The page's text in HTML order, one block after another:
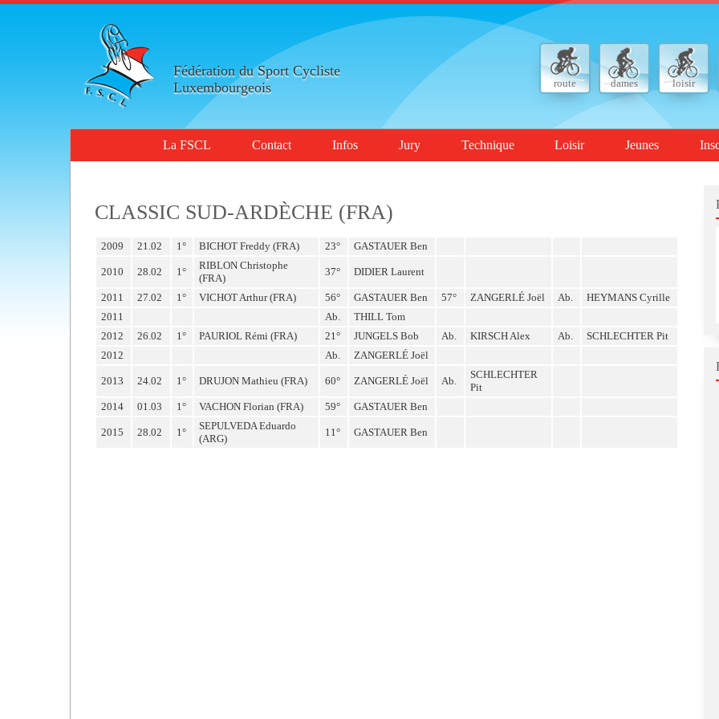
Fédération du Sport Cycliste
Luxembourgeois
route dames loisir
La FSCL Contact Infos Jury Technique Loisir Jeunes
CLASSIC SUD-ARDÈCHE (FRA)
2009 21.02 1° BICHOT Freddy (FRA) 23° GASTAUER Ben
2010 28.02 1°
RIBLON Christophe
(FRA)
37° DIDIER Laurent
2011 27.02 1° VICHOT Arthur (FRA) 56° GASTAUER Ben 57° ZANGERLÉ Joël Ab.
HEYMANS Cyrille
2011
Ab.
THILL Tom
2012
26.02 1° PAURIOL Rémi (FRA) 21° JUNGELS Bob Ab. KIRSCH Alex Ab.
SCHLECHTER Pit
2012
Ab. ZANGERLÉ Joël
2013 24.02 1° DRUJON Mathieu (FRA) 60° ZANGERLÉ Joël Ab.
SCHLECHTER
Pit
2014
01.03 1° VACHON Florian (FRA) 59° GASTAUER Ben
2015 28.02 1°
SEPULVEDA Eduardo
(ARG)
11° GASTAUER Ben